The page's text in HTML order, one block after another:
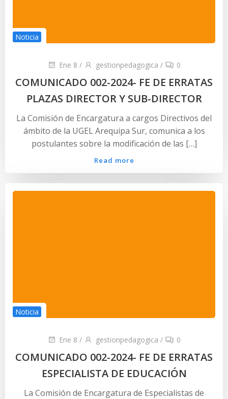
Noticia
Ene 8 / gestionpedagogica / 0
COMUNICADO 002-2024- FE DE ERRATAS
PLAZAS DIRECTOR Y SUB-DIRECTOR
La Comisión de Encargatura a cargos Directivos del
ámbito de la UGEL Arequipa Sur, comunica a los
postulantes sobre la modificación de las […]
Read more
Noticia
Ene 8 / gestionpedagogica / 0
COMUNICADO 002-2024- FE DE ERRATAS
ESPECIALISTA DE EDUCACIÓN
La Comisión de Encargatura de Especialistas de